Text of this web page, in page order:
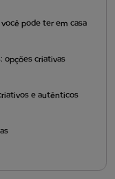
pode ter em casa
opções criativas
e autênticos